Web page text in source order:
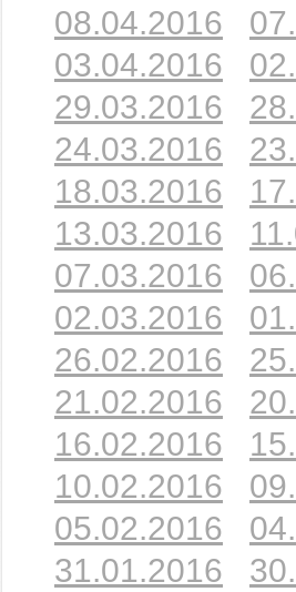
08.04.2016
03.04.2016
29.03.2016
24.03.2016
18.03.2016
13.03.2016
07.03.2016
02.03.2016
26.02.2016
21.02.2016
16.02.2016
10.02.2016
05.02.2016
31.01.2016